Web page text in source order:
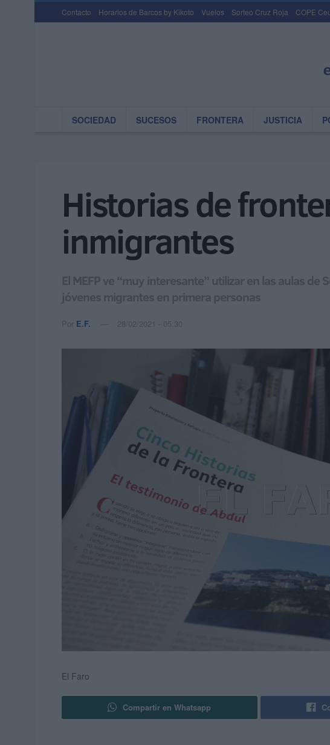
Contacto Horarios de Barcos by Kikoto Vuelos Sorteo Cruz Roja COPE
SOCIEDAD SUCESOS FRONTERA JUSTICIA
Historias de
inmigrantes
El MEFP ve “muy interesante” utilizar en las aulas
jóvenes migrantes en primera personas
Por E.F. 28/02/2021 - 05:30
El Faro
Compartir en Whatsapp